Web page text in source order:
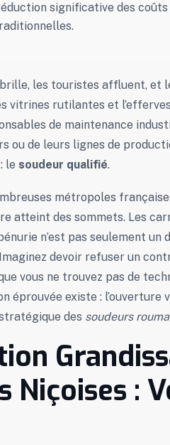
significative des coûts
brille, les touristes affluent, et
vitrines rutilantes et
de maintenance
ou de leurs lignes de
le soudeur qualifié.
métropoles
atteint des sommets. Les
n’est pas seulement un
devoir refuser un
vous ne trouvez pas de
éprouvée existe :
des soudeurs
Niçoises :